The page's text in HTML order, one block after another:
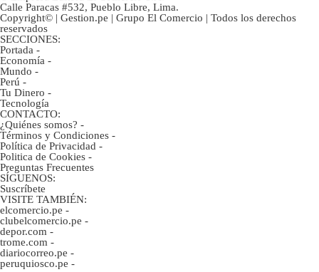
Calle Paracas #532, Pueblo Libre, Lima.
Copyright© | Gestion.pe | Grupo El Comercio | Todos los derechos
reservados
SECCIONES:
Portada -
Economía -
Mundo -
Perú -
Tu Dinero -
Tecnología
CONTACTO:
¿Quiénes somos? -
Términos y Condiciones -
Política de Privacidad -
Politica de Cookies -
Preguntas Frecuentes
SÍGUENOS:
Suscríbete
VISITE TAMBIÉN:
elcomercio.pe -
clubelcomercio.pe -
depor.com -
trome.com -
diariocorreo.pe -
peruquiosco.pe -